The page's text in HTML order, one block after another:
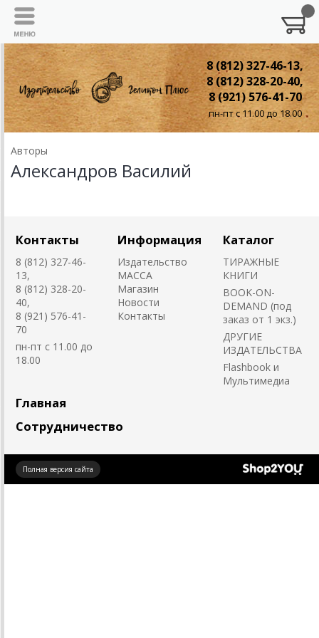
8 (812) 327-46-13,
8 (812) 328-20-40,
8 (921) 576-41-70
пн-пт с 11.00 до 18.00
Авторы
Александров Василий
Контакты
8 (812) 327-46-
13,
8 (812) 328-20-
40,
8 (921) 576-41-
70
пн-пт с 11.00 до
18.00
Информация
Издательство
MACCA
Магазин
Новости
Контакты
Каталог
ТИРАЖНЫЕ
КНИГИ
BOOK-ON-
DEMAND (под
заказ от 1 экз.)
ДРУГИЕ
ИЗДАТЕЛЬСТВА
Flashbook и
Мультимедиа
Главная
Сотрудничество
Полная версия сайта